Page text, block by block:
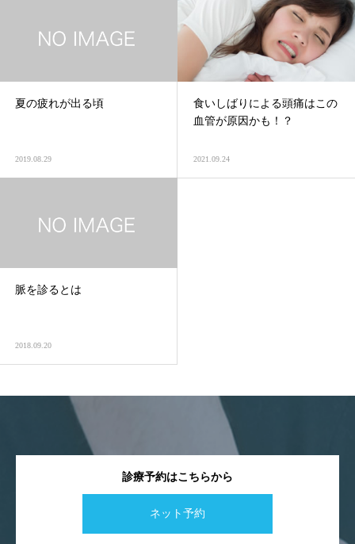
夏の疲れが出る頃
2019.08.29
食いしばりによる頭痛はこの
血管が原因かも！？
2021.09.24
脈を診るとは
2018.09.20
診療予約はこちらから
ネット予約